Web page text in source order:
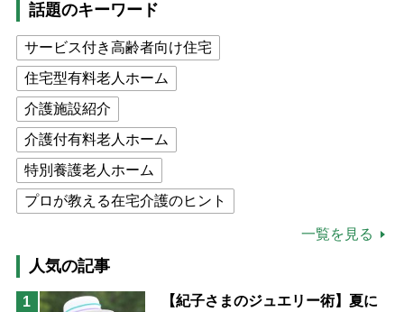
話題のキーワード
サービス付き高齢者向け住宅
住宅型有料老人ホーム
介護施設紹介
介護付有料老人ホーム
特別養護老人ホーム
プロが教える在宅介護のヒント
高木ブー
ケアマネジャー
猫が母になつきません
一覧を見る
人気の記事
1
【紀子さまのジュエリー術】夏に